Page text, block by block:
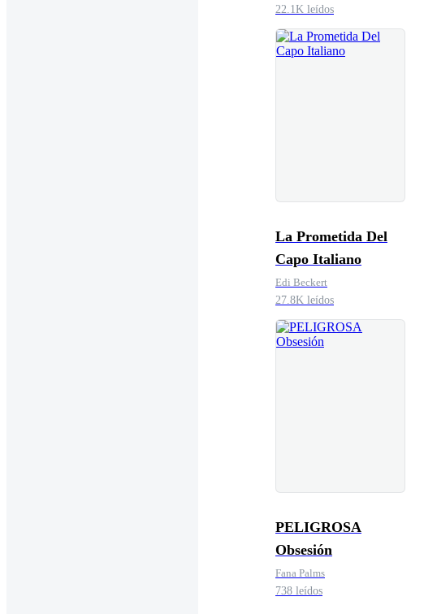
22.1K leídos
La Prometida Del
Capo Italiano
Edi Beckert
27.8K leídos
PELIGROSA
Obsesión
Fana Palms
738 leídos